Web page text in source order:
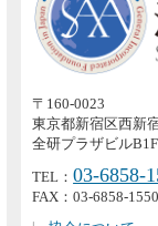
〒160-0023
東京都新宿区西新
全研プラザビルB1F
TEL：03-6858-
FAX：03-6858-1550